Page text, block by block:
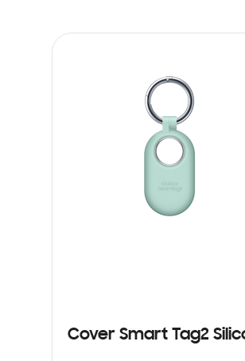
Cover Smart Tag2